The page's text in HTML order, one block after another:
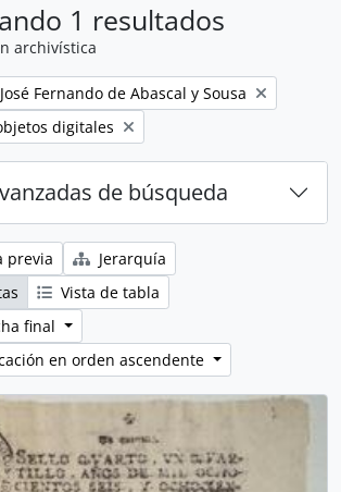
1 resultados
archivística
Remove filter:
José Fernando de Abascal y Sousa
filter:digitales
de búsqueda
previa
Jerarquía
Vista de tabla
final
en orden ascendente